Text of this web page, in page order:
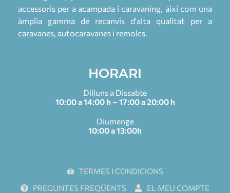
accessoris per a acampada i caravaning, així com una
àmplia gamma de recanvis d'alta qualitat per a
caravanes, autocaravanes i remolcs.
HORARI
Dilluns a Dissabte
10:00 a 14:00 h – 17:00 a 20:00 h
Diumenge
10:00 a 13:00h
TERMES I CONDICIONS
PREGUNTES FREQÜENTS
EL MEU COMPTE